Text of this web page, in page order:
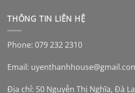
THÔNG TIN LIÊN HỆ
Phone: 079 232 2310
Email:
Địa chỉ: 50 Nguyễn Thị Nghĩa, Đà